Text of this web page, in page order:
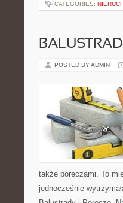
CATEGORIES:
POSTED BY ADMIN
także poręczami. To
jednocześnie